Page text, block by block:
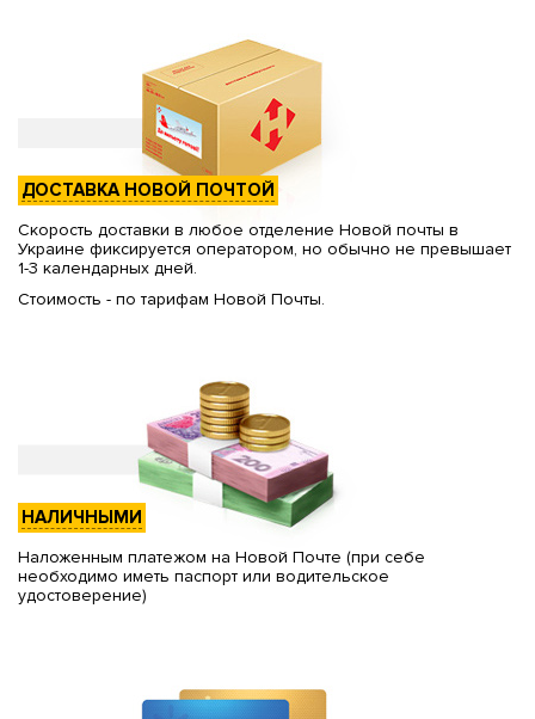
ДОСТАВКА НОВОЙ ПОЧТОЙ
Скорость доставки в любое отделение Новой почты в
Украине фиксируется оператором, но обычно не превышает
1-3 календарных дней.
Стоимость - по тарифам Новой Почты.
НАЛИЧНЫМИ
Наложенным платежом на Новой Почте (при себе
необходимо иметь паспорт или водительское
удостоверение)